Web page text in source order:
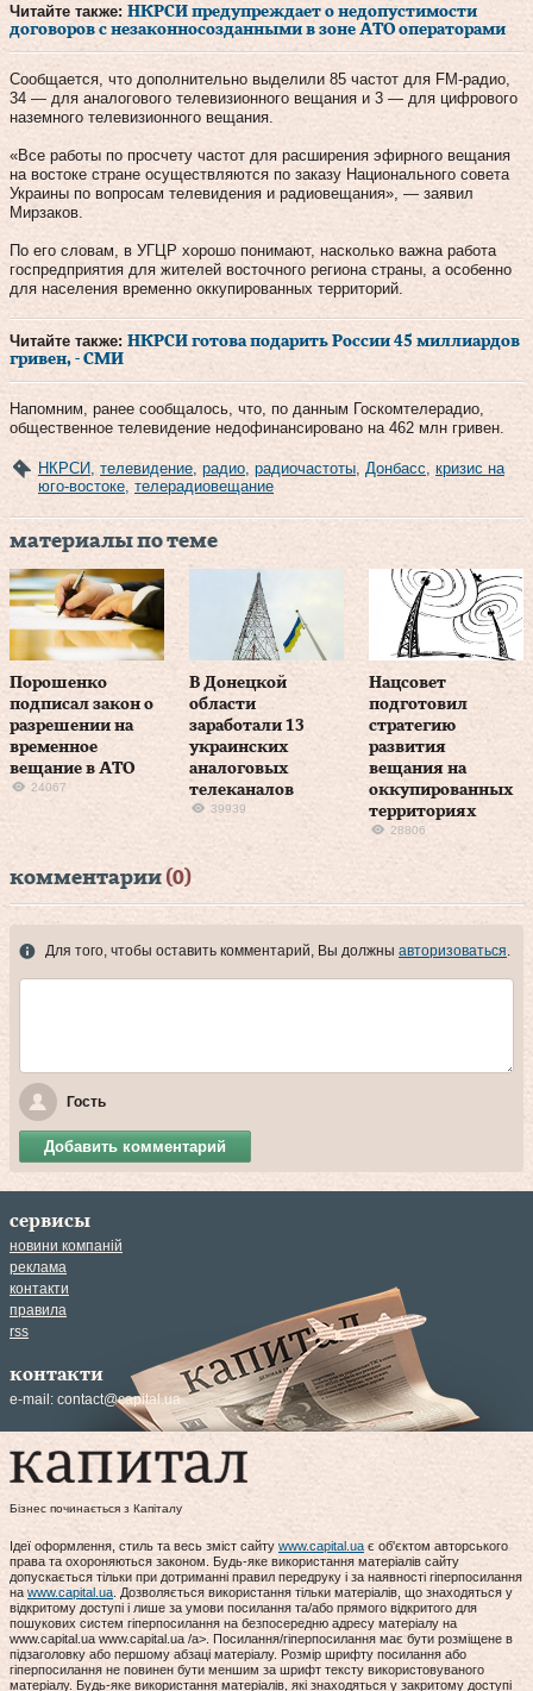
Читайте также: НКРСИ предупреждает о недопустимости
договоров с незаконносозданными в зоне АТО операторами
Сообщается, что дополнительно выделили 85 частот для FM-радио,
34 — для аналогового телевизионного вещания и 3 — для цифрового
наземного телевизионного вещания.
«Все работы по просчету частот для расширения эфирного вещания
на востоке стране осуществляются по заказу Национального совета
Украины по вопросам телевидения и радиовещания», — заявил
Мирзаков.
По его словам, в УГЦР хорошо понимают, насколько важна работа
госпредприятия для жителей восточного региона страны, а особенно
для населения временно оккупированных территорий.
Читайте также: НКРСИ готова подарить России 45 миллиардов
гривен, - СМИ
Напомним, ранее сообщалось, что, по данным Госкомтелерадио,
общественное телевидение недофинансировано на 462 млн гривен.
НКРСИ телевидение радио радиочастоты Донбасс кризис на
юго-востоке телерадиовещание
материалы по теме
Порошенко
подписал закон о
разрешении на
временное
вещание в АТО
24067
В Донецкой
области
заработали 13
украинских
аналоговых
телеканалов
39939
Нацсовет
подготовил
стратегию
развития
вещания на
оккупированных
территориях
28806
комментарии (0)
Для того, чтобы оставить комментарий, Вы должны авторизоваться.
Гость
Добавить комментарий
сервисы
новини компаній
реклама
контакти
правила
rss
контакти
e-mail: contact@capital.ua
Бізнес починається з Капіталу
Ідеї оформлення, стиль та весь зміст сайту www.capital.ua є об'єктом авторського
права та охороняються законом. Будь-яке використання матеріалів сайту
допускається тільки при дотриманні правил передруку і за наявності гіперпосилання
на www.capital.ua. Дозволяється використання тільки матеріалів, що знаходяться у
відкритому доступі і лише за умови посилання та/або прямого відкритого для
пошукових систем гіперпосилання на безпосередню адресу матеріалу на
www.capital.ua www.capital.ua /a>. Посилання/гіперпосилання має бути розміщене в
підзаголовку або першому абзаці матеріалу. Розмір шрифту посилання або
гіперпосилання не повинен бути меншим за шрифт тексту використовуваного
матеріалу. Будь-яке використання матеріалів, які знаходяться у закритому доступі